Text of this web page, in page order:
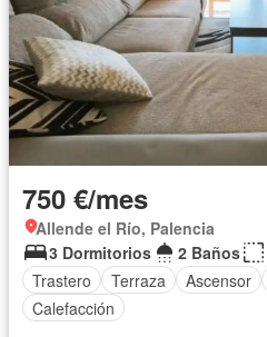
750 €/mes
Allende el Río, Palencia
3 Dormitorios
2 Baños
Trastero
Terraza Ascensor
Calefacción